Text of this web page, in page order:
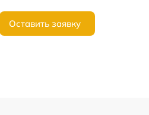
Оставить заявку